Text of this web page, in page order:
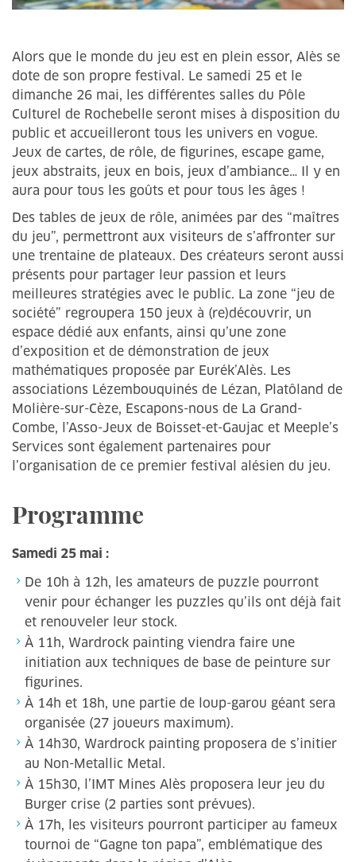
Alors que le monde du jeu est en plein essor, Alès se
dote de son propre festival. Le samedi 25 et le
dimanche 26 mai, les différentes salles du Pôle
Culturel de Rochebelle seront mises à disposition du
public et accueilleront tous les univers en vogue.
Jeux de cartes, de rôle, de figurines, escape game,
jeux abstraits, jeux en bois, jeux d’ambiance… Il y en
aura pour tous les goûts et pour tous les âges !
Des tables de jeux de rôle, animées par des “maîtres
du jeu”, permettront aux visiteurs de s’affronter sur
une trentaine de plateaux. Des créateurs seront aussi
présents pour partager leur passion et leurs
meilleures stratégies avec le public. La zone “jeu de
société” regroupera 150 jeux à (re)découvrir, un
espace dédié aux enfants, ainsi qu’une zone
d’exposition et de démonstration de jeux
mathématiques proposée par Eurék’Alès. Les
associations Lézembouquinés de Lézan, Platôland de
Molière-sur-Cèze, Escapons-nous de La Grand-
Combe, l’Asso-Jeux de Boisset-et-Gaujac et Meeple’s
Services sont également partenaires pour
l’organisation de ce premier festival alésien du jeu.
Programme
Samedi 25 mai :
De 10h à 12h, les amateurs de puzzle pourront
venir pour échanger les puzzles qu’ils ont déjà fait
et renouveler leur stock.
À 11h, Wardrock painting viendra faire une
initiation aux techniques de base de peinture sur
figurines.
À 14h et 18h, une partie de loup-garou géant sera
organisée (27 joueurs maximum).
À 14h30, Wardrock painting proposera de s’initier
au Non-Metallic Metal.
À 15h30, l’IMT Mines Alès proposera leur jeu du
Burger crise (2 parties sont prévues).
À 17h, les visiteurs pourront participer au fameux
tournoi de “Gagne ton papa”, emblématique des